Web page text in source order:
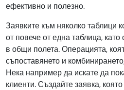
ефективно и полезно.
Заявките към няколко таблици
от повече от една таблица, като
в общи полета. Операцията,
съпоставянето и
Нека например да искате да
клиенти. Създайте заявка,